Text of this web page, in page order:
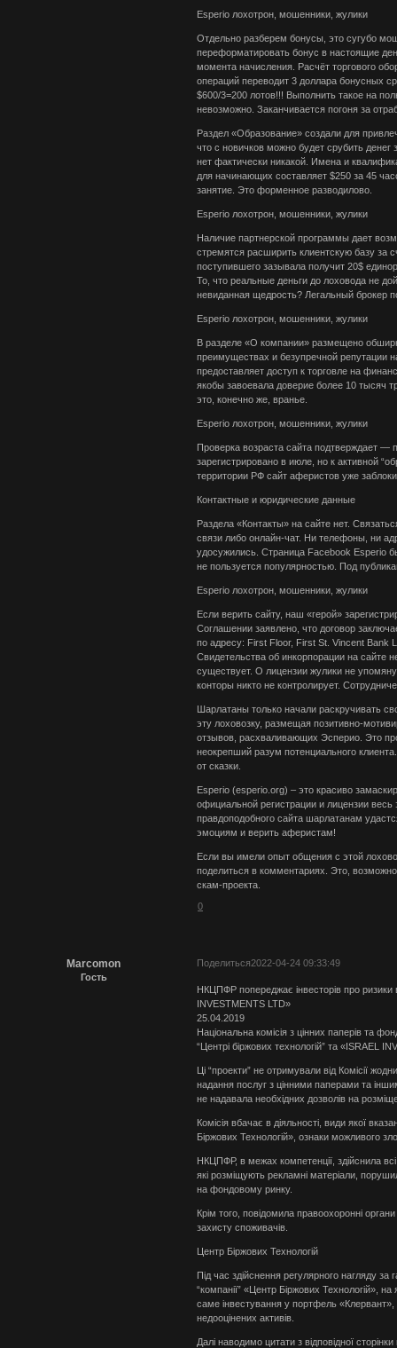
Esperio лохотрон, мошенники, жулики
Отдельно разберем бонусы, это сугубо
переформатировать бонус в настоящие
момента начисления. Расчёт торгового
операций переводит 3 доллара бонусных
$600/3=200 лотов!!! Выполнить такое на
невозможно. Заканчивается погоня за
Раздел «Образование» создали для
что с новичков можно будет срубить
нет фактически никакой. Имена и
для начинающих составляет $250 за 45
занятие. Это форменное разводилово.
Esperio лохотрон, мошенники, жулики
Наличие партнерской программы дает
стремятся расширить клиентскую базу за
поступившего зазывала получит 20$
То, что реальные деньги до лоховода не
невиданная щедрость? Легальный брокер
Esperio лохотрон, мошенники, жулики
В разделе «О компании» размещено
преимуществах и безупречной репутации
предоставляет доступ к торговле на
якобы завоевала доверие более 10 тысяч
это, конечно же, вранье.
Esperio лохотрон, мошенники, жулики
Проверка возраста сайта подтверждает —
зарегистрировано в июле, но к активной
территории РФ сайт аферистов уже
Контактные и юридические данные
Раздела «Контакты» на сайте нет.
связи либо онлайн-чат. Ни телефоны, ни
удосужились. Страница Facebook Esperio
не пользуется популярностью. Под
Esperio лохотрон, мошенники, жулики
Если верить сайту, наш «герой»
Соглашении заявлено, что договор
по адресу: First Floor, First St. Vincent Bank
Свидетельства об инкорпорации на сайте
существует. О лицензии жулики не
конторы никто не контролирует.
Шарлатаны только начали раскручивать
эту лоховозку, размещая позитивно-
отзывов, расхваливающих Эсперио. Это
неокрепший разум потенциального
от сказки.
Esperio (esperio.org) – это красиво
официальной регистрации и лицензии
правдоподобного сайта шарлатанам
эмоциям и верить аферистам!
Если вы имели опыт общения с этой
поделиться в комментариях. Это,
скам-проекта.
0
Поделиться2022-04-24 09:33:49
Marcomon
Гость
НКЦПФР попереджає інвесторів про ризики
INVESTMENTS LTD»
25.04.2019
Національна комісія з цінних паперів та
“Центрі біржових технологій” та «ISRAEL
Ці “проекти” не отримували від Комісії
надання послуг з цінними паперами та
не надавала необхідних дозволів на
Комісія вбачає в діяльності, види якої
Біржових Технологій», ознаки можливого
НКЦПФР, в межах компетенції, здійснила всі
які розміщують рекламні матеріали,
на фондовому ринку.
Крім того, повідомила правоохоронні
захисту споживачів.
Центр Біржових Технологій
Під час здійснення регулярного нагляду за
“компанії” «Центр Біржових Технологій»,
саме інвестування у портфель «Клервант»,
недооцінених активів.
Далі наводимо цитати з відповідної